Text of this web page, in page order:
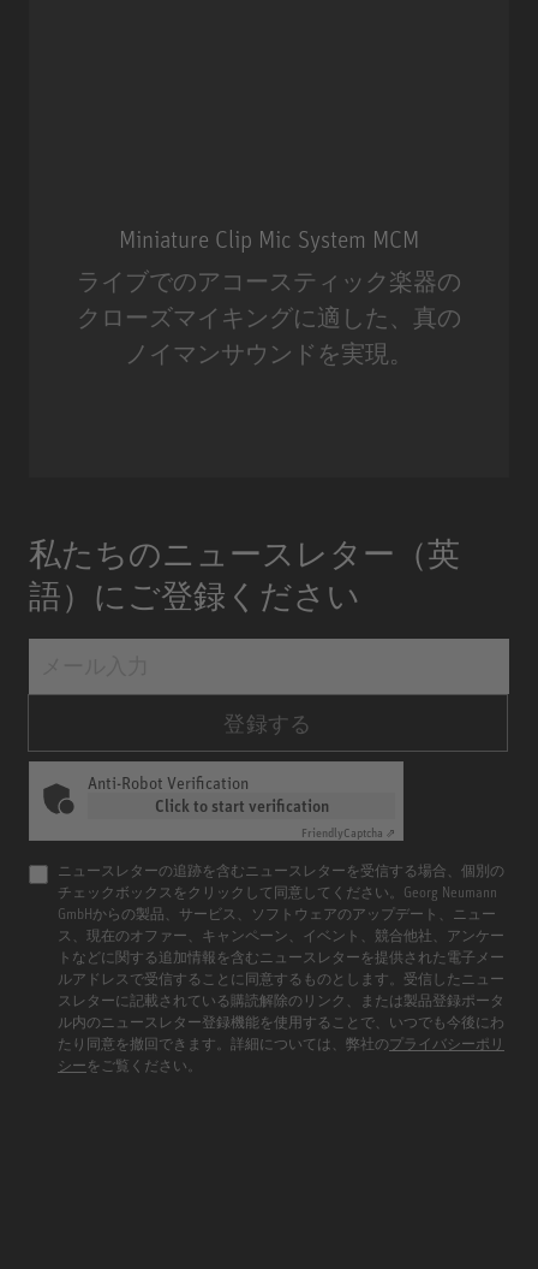
Miniature Clip Mic System MCM
ライブでのアコースティック楽器の
クローズマイキングに適した、真の
ノイマンサウンドを実現。
私たちのニュースレター（英
語）にご登録ください
登録する
Anti-Robot Verification
Click to start verification
FriendlyCaptcha ⇗
ニュースレターの追跡を含むニュースレターを受信する場合、個別の
チェックボックスをクリックして同意してください。Georg Neumann
GmbHからの製品、サービス、ソフトウェアのアップデート、ニュー
ス、現在のオファー、キャンペーン、イベント、競合他社、アンケー
トなどに関する追加情報を含むニュースレターを提供された電子メー
ルアドレスで受信することに同意するものとします。受信したニュー
スレターに記載されている購読解除のリンク、または製品登録ポータ
ル内のニュースレター登録機能を使用することで、いつでも今後にわ
たり同意を撤回できます。詳細については、弊社のプライバシーポリ
シー をご覧ください。